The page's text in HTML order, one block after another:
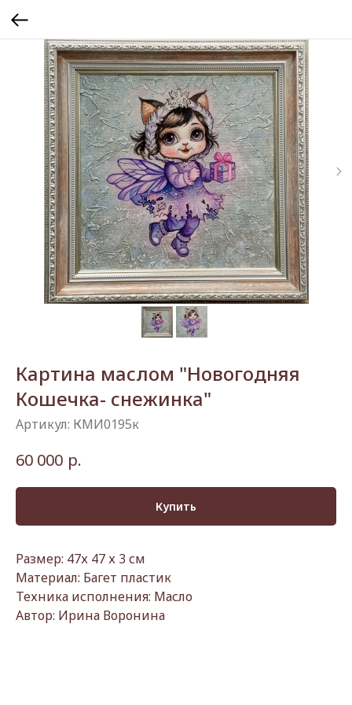
Картина маслом "Новогодняя
Кошечка- снежинка"
Артикул: КМИ0195к
60 000 р.
Купить
Размер: 47х 47 х 3 см
Материал: Багет пластик
Техника исполнения: Масло
Автор: Ирина Воронина